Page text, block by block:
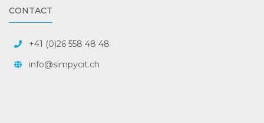
CONTACT
+41 (0)26 558 48 48
info@simpycit.ch